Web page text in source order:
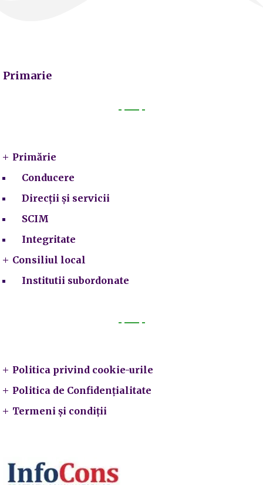
Primarie
Primărie
Conducere
Direcții și servicii
SCIM
Integritate
Consiliul local
Institutii subordonate
Politica privind cookie-urile
Politica de Confidențialitate
Termeni și condiții